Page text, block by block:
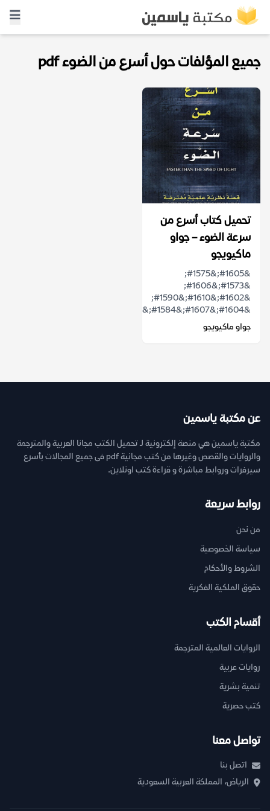
جميع المؤلفات حول أسرع من الضوء pdf
تحميل كتاب أسرع من
سرعة الضوء – جواو
ماكيويجو
&#1605;&#1575;
&#1573;&#1606;
&#1602;&#1610;&#1590;
&#1604;&#1607;&#1584;&#1575;...
جواو ماكيويجو
عن مكتبة ياسمين
مكتبة ياسمين هي منصة إلكترونية لـ تحميل الكتب مجانا العربية والمترجمة
والروايات والقصص وغيرها من كتب مجانية pdf فى جميع المجالات بأسرع
سيرفرات وروابط مباشرة و قراءة كتب اونلاين.
روابط سريعة
من نحن
سياسة الخصوصية
الشروط والأحكام
حقوق الملكية الفكرية
أقسام الكتب
الروايات العالمية المترجمة
روايات عربية
تنمية بشرية
كتب حصرية
تواصل معنا
اتصل بنا
الرياض، المملكة العربية السعودية